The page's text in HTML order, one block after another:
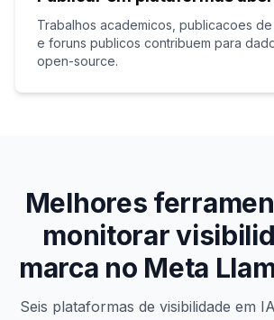
Trabalhos academicos, publicacoes
e foruns publicos contribuem para
open-source.
Melhores
monitorar
marca no Meta
Seis plataformas de visibilidade em